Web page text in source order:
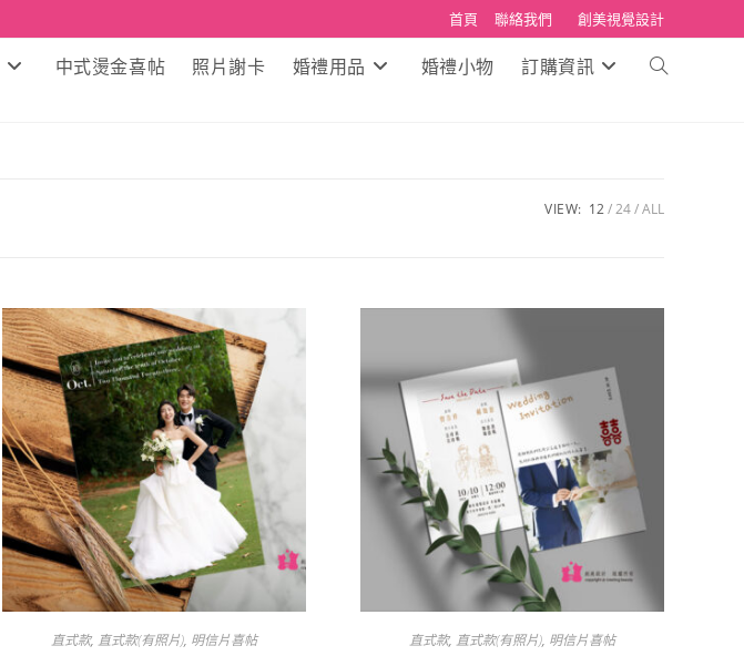
首頁 聯絡我們 創美視覺設計
中式燙金喜帖 照片謝卡 婚禮用品 婚禮小物 訂購資訊 Toggle
VIEW: 12 24 ALL
直式款, 直式款(有照片), 明信片喜帖 直式款, 直式款(有照片), 明信片喜帖